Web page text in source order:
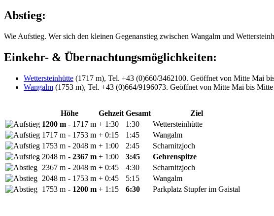
Abstieg:
Wie Aufstieg. Wer sich den kleinen Gegenanstieg zwischen Wangalm und
Einkehr- & Übernachtungsmöglichkeiten:
Wettersteinhütte (1717 m), Tel. +43 (0)660/3462100. Geöffnet von Mitte Mai
Wangalm (1753 m), Tel. +43 (0)664/9196073. Geöffnet von Mitte Mai bis Mitte
Höhe Gehzeit Gesamt
Ziel
1200 m - 1717 m + 1:30 1:30
Wettersteinhütte
1717 m - 1753 m + 0:15 1:45
Wangalm
1753 m - 2048 m + 1:00 2:45
Scharnitzjoch
2048 m - 2367 m + 1:00 3:45
Gehrenspitze
2367 m - 2048 m + 0:45 4:30
Scharnitzjoch
2048 m - 1753 m + 0:45 5:15
Wangalm
1753 m - 1200 m + 1:15 6:30 Parkplatz Stupfer im Gaistal